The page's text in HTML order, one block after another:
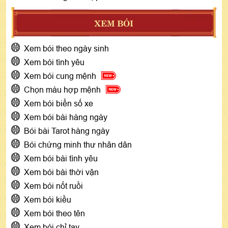
XEM BÓI
Xem bói theo ngày sinh
Xem bói tình yêu
Xem bói cung mệnh
Chọn màu hợp mệnh
Xem bói biển số xe
Xem bói bài hàng ngày
Bói bài Tarot hàng ngày
Bói chứng minh thư nhân dân
Xem bói bài tình yêu
Xem bói bài thời vận
Xem bói nốt ruồi
Xem bói kiều
Xem bói theo tên